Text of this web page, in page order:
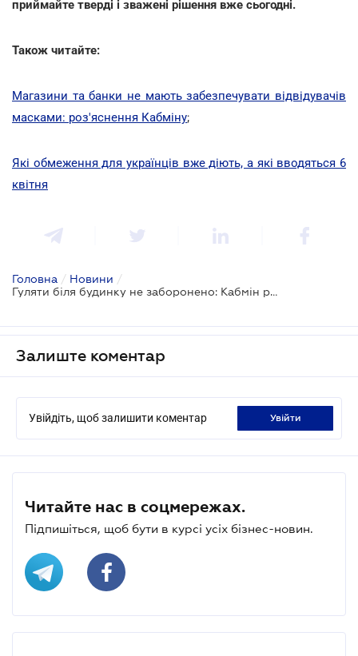
приймайте тверді і зважені рішення вже сьогодні.
Також читайте:
Магазини та банки не мають забезпечувати відвідувачів
масками: роз'яснення Кабміну;
Які обмеження для українців вже діють, а які вводяться 6
квітня
Головна / Новини /
Гуляти біля будинку не заборонено: Кабмін роз'яснює особливості карантинного режиму
Залиште коментар
Увійдіть, щоб залишити коментар увійти
Читайте нас в соцмережах.
Підпишіться, щоб бути в курсі усіх бізнес-новин.